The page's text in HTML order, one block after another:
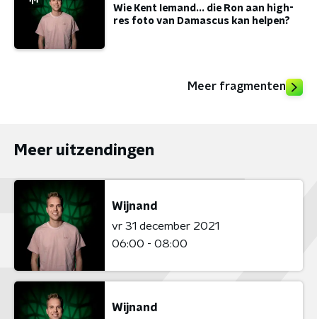
Wie Kent Iemand... die Ron aan high-
res foto van Damascus kan helpen?
Meer fragmenten
Meer uitzendingen
Wijnand
vr 31 december 2021
06:00 - 08:00
Wijnand